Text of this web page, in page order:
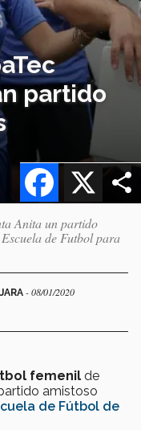
partido
X
Facebook
Anita un partido
de Futbol para
- 08/01/2020
femenil de
amistoso
de Fútbol de